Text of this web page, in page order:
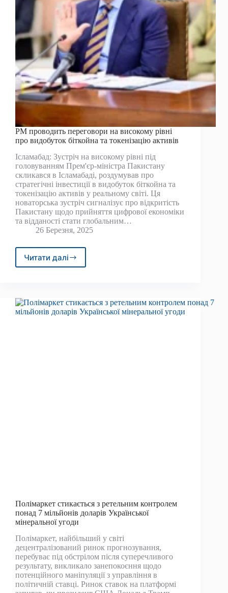
PM проводить переговори на високому рівні
про видобуток біткойна та токенізацію активів
Ісламабад: Зустріч на високому рівні під
головуванням Прем'єр-міністра Пакистану
скликався в Ісламабаді, роздумував про
стратегічні інвестиції в видобуток біткойна та
токенізацію активів у реальному світі. Ця
новаторська зустріч сигналізує про відкритість
Пакистану щодо прийняття цифрової економіки
та відданості стати глобальним…
26 Березня, 2025
Читати далі
PM
високому
рівні
Полімаркет стикається з ретельним контролем
понад 7 мільйонів доларів Української
мінеральної угоди
Полімаркет, найбільший у світі
децентралізований ринок прогнозування,
перебуває під обстрілом після суперечливого
результату, викликало занепокоєння щодо
потенційного маніпуляції з управління в
політичній ставці. Ринок ставок на платформі